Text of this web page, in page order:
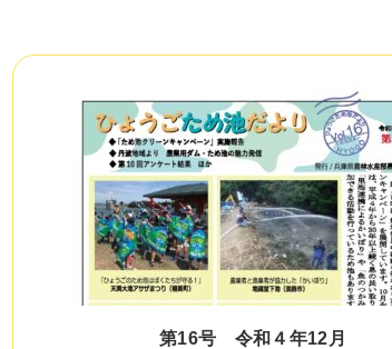
第16号 令和４年12月